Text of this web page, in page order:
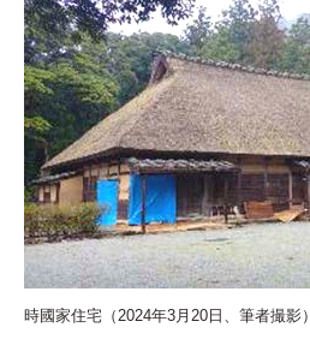
時國家住宅（2024年3月20日、筆者撮影）